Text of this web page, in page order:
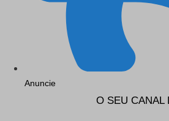
Anuncie
O SEU CANAL